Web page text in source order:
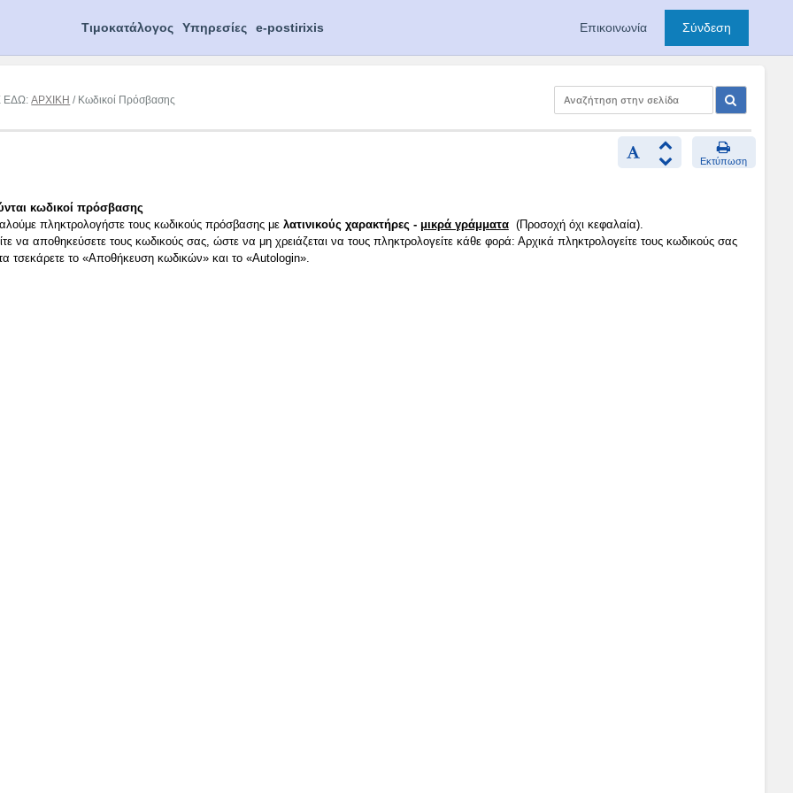
Τιμοκατάλογος Υπηρεσίες e-postirixis Επικοινωνία Σύνδεση
ΕΔΩ:ΑΡΧΙΚΗ / Κωδικοί Πρόσβασης
Εκτύπωση
κωδικοί πρόσβασης
πληκτρολογήστε τους κωδικούς πρόσβασης με λατινικούς χαρακτήρες - μικρά γράμματα(Προσοχή όχι κεφαλαία).
να αποθηκεύσετε τους κωδικούς σας, ώστε να μη χρειάζεται να τους πληκτρολογείτε κάθε φορά: Αρχικά πληκτρολογείτε τους κωδικούς σας
τσεκάρετε το «Αποθήκευση κωδικών» και το «Autologin».